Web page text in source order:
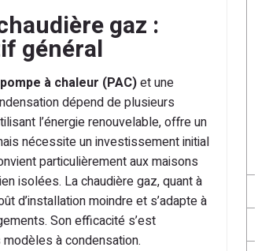
gaz :
général
pompe à chaleur (PAC)et une
dépend de plusieurs
l’énergie renouvelable, offre un
nécessite un investissement initial
particulièrement aux maisons
isolées. La chaudière gaz, quant à
d’installation moindre et s’adapte à
Son efficacité s’est
à condensation.